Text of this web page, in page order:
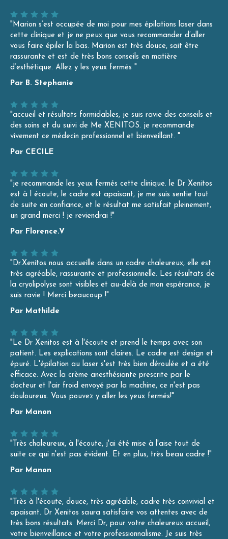
"Marion s’est occupée de moi pour mes épilations laser dans
cette clinique et je ne peux que vous recommander d’aller
vous faire épiler la bas. Marion est très douce, sait être
rassurante et est de très bons conseils en matière
d’esthétique. Allez y les yeux fermés "
Par B. Stephanie
"accueil et résultats formidables, je suis ravie des conseils et
des soins et du suivi de Me XENITOS. je recommande
vivement ce médecin professionnel et bienveillant. "
Par CECILE
"je recommande les yeux fermés cette clinique. le Dr Xenitos
est à l écoute, le cadre est apaisant, je me suis sentie tout
de suite en confiance, et le résultat me satisfait pleinement,
un grand merci ! je reviendrai !"
Par Florence.V
"Dr.Xenitos nous accueille dans un cadre chaleureux, elle est
très agréable, rassurante et professionnelle. Les résultats de
la cryolipolyse sont visibles et au-delà de mon espérance, je
suis ravie ! Merci beaucoup !"
Par Mathilde
"Le Dr Xenitos est à l'écoute et prend le temps avec son
patient. Les explications sont claires. Le cadre est design et
épuré. L'épilation au laser s'est très bien déroulée et a été
efficace. Avec la crème anesthésiante prescrite par le
docteur et l'air froid envoyé par la machine, ce n'est pas
douloureux. Vous pouvez y aller les yeux fermés!"
Par Manon
"Très chaleureux, à l'écoute, j'ai été mise à l'aise tout de
suite ce qui n'est pas évident. Et en plus, très beau cadre !"
Par Manon
"Très à l'écoute, douce, très agréable, cadre très convivial et
apaisant. Dr Xenitos saura satisfaire vos attentes avec de
très bons résultats. Merci Dr, pour votre chaleureux accueil,
votre bienveillance et votre professionnalisme. Je suis très